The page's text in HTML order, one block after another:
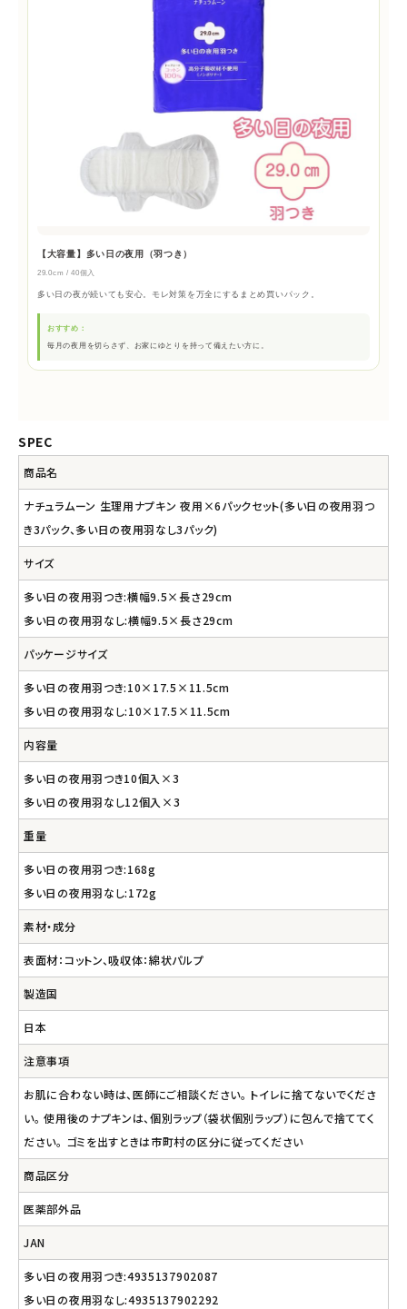
【大容量】多い日の夜用（羽つき）
29.0cm / 40個入
多い日の夜が続いても安心。モレ対策を万全にするまとめ買いパック。
おすすめ：
毎月の夜用を切らさず、お家にゆとりを持って備えたい方に。
SPEC
商品名
ナチュラムーン 生理用ナプキン 夜用×6パックセット(多い日の夜用羽つ
き3パック、多い日の夜用羽なし3パック)
サイズ
多い日の夜用羽つき:横幅9.5×長さ29cm
多い日の夜用羽なし:横幅9.5×長さ29cm
パッケージサイズ
多い日の夜用羽つき:10×17.5×11.5cm
多い日の夜用羽なし:10×17.5×11.5cm
内容量
多い日の夜用羽つき10個入×3
多い日の夜用羽なし12個入×3
重量
多い日の夜用羽つき:168g
多い日の夜用羽なし:172g
素材・成分
表面材：コットン、吸収体：綿状パルプ
製造国
日本
注意事項
お肌に合わない時は、医師にご相談ください。 トイレに捨てないでくださ
い。 使用後のナプキンは、個別ラップ（袋状個別ラップ）に包んで捨ててく
ださい。 ゴミを出すときは市町村の区分に従ってください
商品区分
医薬部外品
JAN
多い日の夜用羽つき:4935137902087
多い日の夜用羽なし:4935137902292